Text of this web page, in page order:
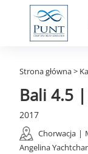
Strona główna>
Bali 4.5
2017
Chorwacja |
Angelina